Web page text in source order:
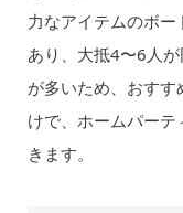
力なアイテムのボ
あり、大抵4〜6人
が多いため、おす
けで、ホームパー
きます。